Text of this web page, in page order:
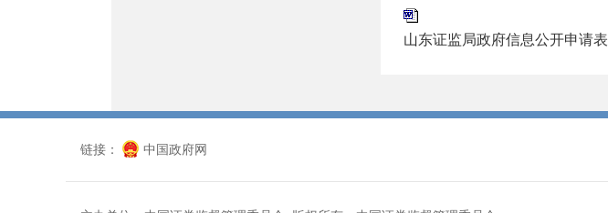
山东证监局政府信息公开申请表
链接： 中国政府网